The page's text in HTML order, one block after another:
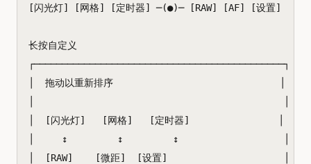
[闪光灯] [网格] [定时器] ─(●)─ [RAW] [AF] [设置]
长按自定义
┌─────────────────────────────────────────────┐
│  拖动以重新排序                              │
│  [闪光灯]   [网格]   [定时器]                │
│     ↕         ↕         ↕                   │
│  [RAW]    [微距]  [设置]                     │